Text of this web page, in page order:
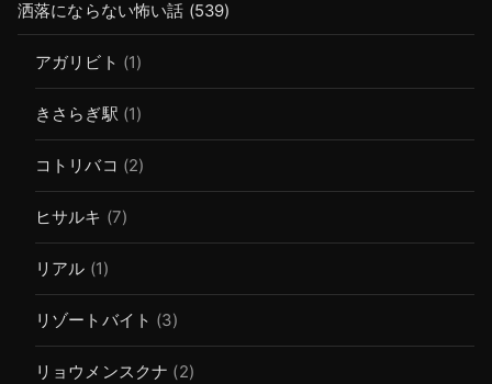
洒落にならない怖い話 (539)
アガリビト (1)
きさらぎ駅 (1)
コトリバコ (2)
ヒサルキ (7)
リアル (1)
リゾートバイト (3)
リョウメンスクナ (2)